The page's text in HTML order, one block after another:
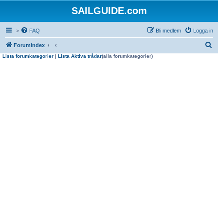
SAILGUIDE.com
> FAQ Logga in
Bli medlem
Forumindex
Lista forumkategorier | Lista Aktiva trådar(alla forumkategorier)